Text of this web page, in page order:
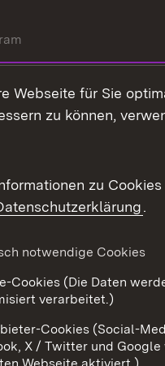
Webseite für Sie
zu können,
zu
.
notwendige Cookies
Cookies (Die Daten
verarbeitet.)
Cookies (Social-
X / Twitter und